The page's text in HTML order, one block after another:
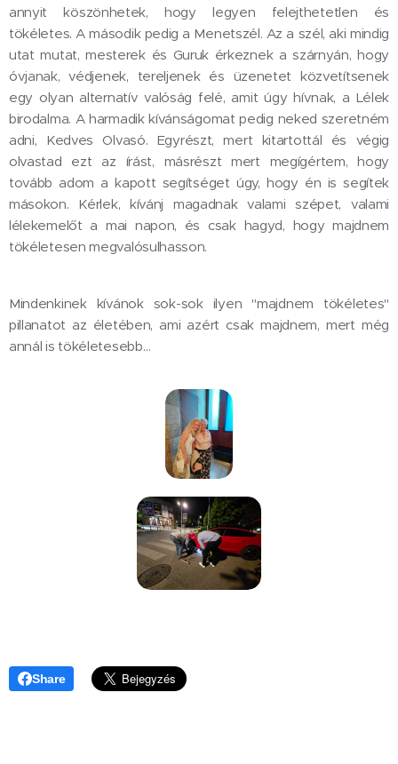
annyit köszönhetek, hogy legyen felejthetetlen és
tökéletes. A második pedig a Menetszél. Az a szél, aki mindig
utat mutat, mesterek és Guruk érkeznek a szárnyán, hogy
óvjanak, védjenek, tereljenek és üzenetet közvetítsenek
egy olyan alternatív valóság felé, amit úgy hívnak, a Lélek
birodalma. A harmadik kívánságomat pedig neked szeretném
adni, Kedves Olvasó. Egyrészt, mert kitartottál és végig
olvastad ezt az írást, másrészt mert megígértem, hogy
tovább adom a kapott segítséget úgy, hogy én is segítek
másokon. Kérlek, kívánj magadnak valami szépet, valami
lélekemelőt a mai napon, és csak hagyd, hogy majdnem
tökéletesen megvalósulhasson.
Mindenkinek kívánok sok-sok ilyen "majdnem tökéletes"
pillanatot az életében, ami azért csak majdnem, mert még
annál is tökéletesebb…
Share